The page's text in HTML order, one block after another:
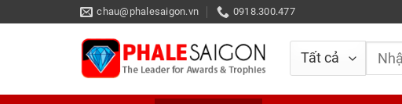
to
chau@phalesaigon.vn 0918.300.477
Tìm
kiếm: